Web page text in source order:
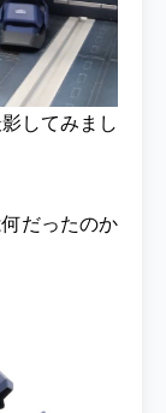
してみまし
だったのか